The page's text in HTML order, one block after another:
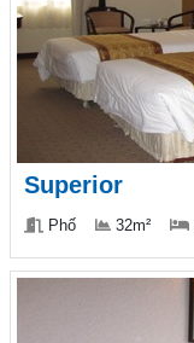
Superior
Phố 32m²